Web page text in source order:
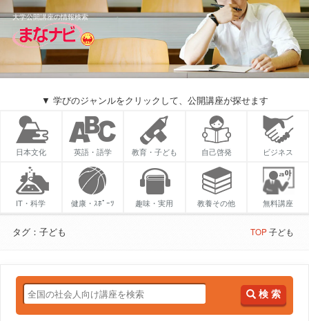
大学公開講座の情報検索
▼ 学びのジャンルをクリックして、公開講座が探せます
日本文化 英語・語学 教育・子ども 自己啓発 ビジネス
IT・科学 健康・ｽﾎﾟｰﾂ 趣味・実用 教養その他 無料講座
タグ：子ども TOP子ども
検 索